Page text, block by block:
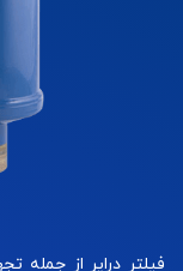
فیلتر درایر از جمله